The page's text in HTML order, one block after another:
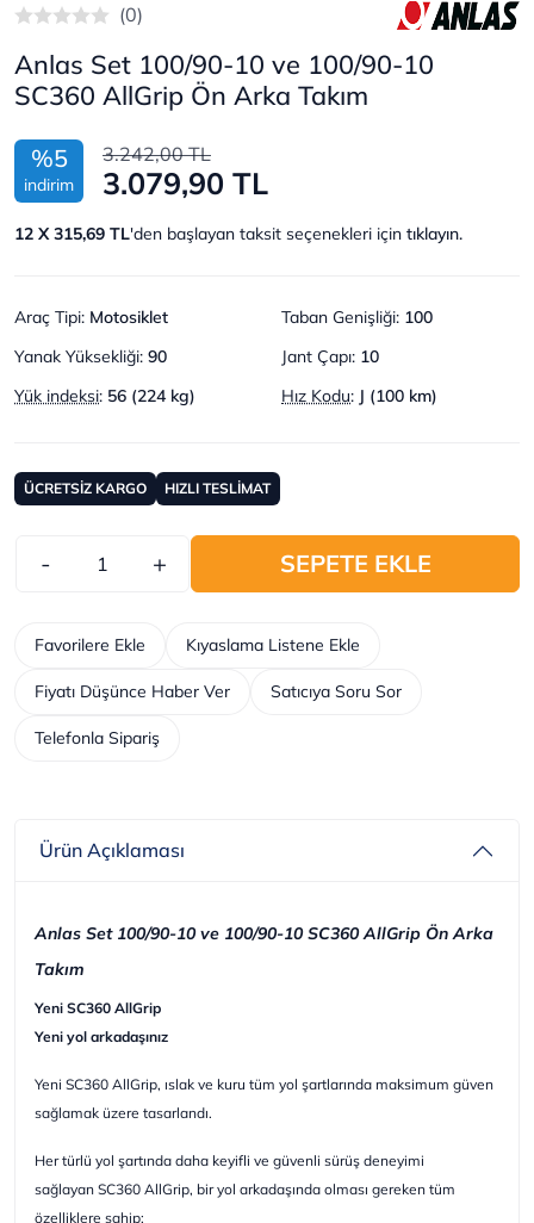
(0)
Anlas Set 100/90-10 ve 100/90-10
SC360 AllGrip Ön Arka Takım
%5
indirim
3.242,00 TL
3.079,90 TL
12 X 315,69 TL'den başlayan taksit seçenekleri için tıklayın.
Araç Tipi: Motosiklet Taban Genişliği: 100
Yanak Yüksekliği: 90 Jant Çapı: 10
Yük indeksi: 56 (224 kg) Hız Kodu: J (100 km)
ÜCRETSİZ KARGO HIZLI TESLİMAT
- + SEPETE EKLE
Telefonla Sipariş
Kıyaslama Listene Ekle
Favorilere Ekle
Fiyatı Düşünce Haber Ver Satıcıya Soru Sor
Ürün Açıklaması
Anlas Set 100/90-10 ve 100/90-10 SC360 AllGrip Ön Arka
Takım
Yeni SC360 AllGrip
Yeni yol arkadaşınız
Yeni SC360 AllGrip, ıslak ve kuru tüm yol şartlarında maksimum güven
sağlamak üzere tasarlandı.
Her türlü yol şartında daha keyifli ve güvenli sürüş deneyimi
sağlayan SC360 AllGrip, bir yol arkadaşında olması gereken tüm
özelliklere sahip: